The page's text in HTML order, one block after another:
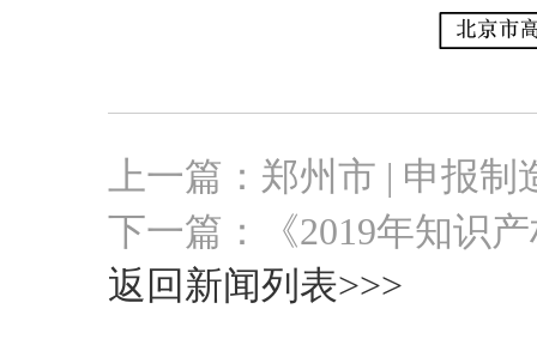
上一篇： 郑州市 | 申报制
下一篇：
《2019年知识
返回新闻列表>>>